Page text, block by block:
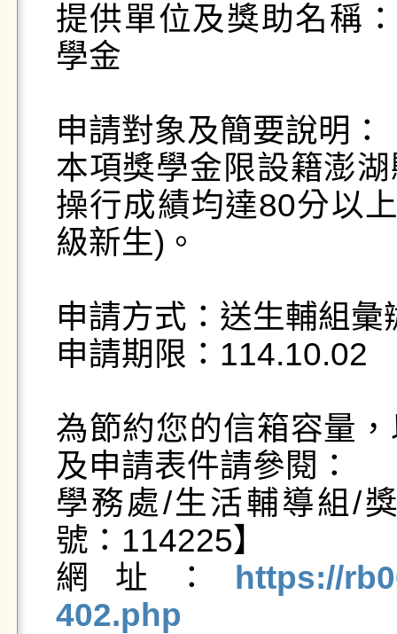
提供單位及獎助名稱
學金
申請對象及簡要說明：
本項獎學金限設籍澎
操行成績均達80分以
級新生)。
申請方式：送生輔組彙
申請期限：114.10.02
為節約您的信箱容量
及申請表件請參閱：
學務處/生活輔導組/
號：114225】
網址：
https://
402.php